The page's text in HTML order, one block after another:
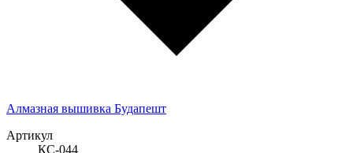
Алмазная вышивка Будапешт
Артикул
КС-044